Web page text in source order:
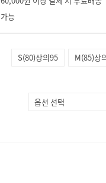
가능
S(80)상의95 M(85)상